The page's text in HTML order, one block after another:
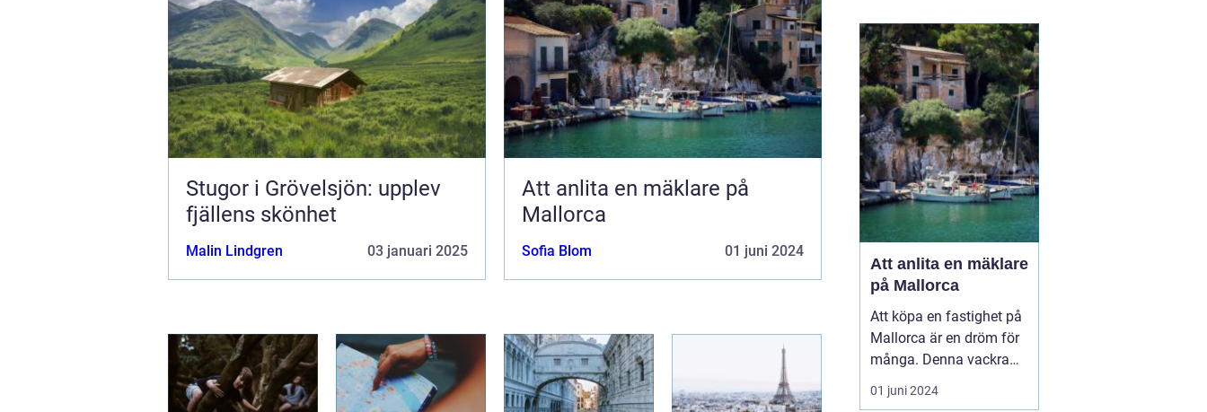
Stugor i Grövelsjön: upplev
fjällens skönhet
Malin Lindgren 03 januari 2025
Att anlita en mäklare på
Mallorca
Sofia Blom 01 juni 2024
skönhet och sitt breda
utbud av
friluftsaktiviteter. Med
sin rogivande och s...
Att anlita en mäklare
på Mallorca
Att köpa en fastighet på
Mallorca är en dröm för
många. Denna vackra
medelhavsö erbjuder ett
fantastiskt klimat,
01 juni 2024